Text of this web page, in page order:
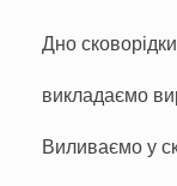
Дно
викладаємо
Виливаємо у